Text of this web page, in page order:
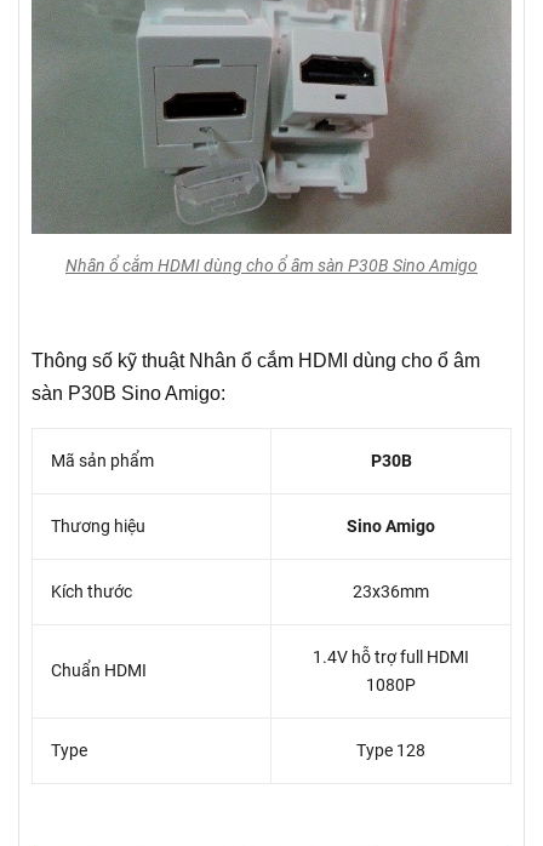
Nhân ổ cắm HDMI dùng cho ổ âm sàn P30B Sino Amigo
Thông số kỹ thuật Nhân ổ cắm HDMI dùng cho ổ âm
sàn P30B Sino Amigo:
Mã sản phẩm P30B
Thương hiệu Sino Amigo
Kích thước 23x36mm
Chuẩn HDMI
1.4V hỗ trợ full HDMI
1080P
Type Type 128